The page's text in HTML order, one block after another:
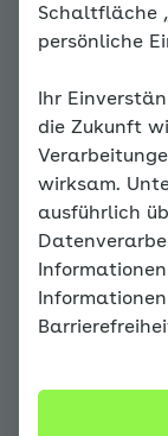
ist
am Rhein
Schaltfläche
persönliche
Ihr
die Zukunft
wirksam.
ausführlich